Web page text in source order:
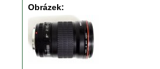
Obrázek: